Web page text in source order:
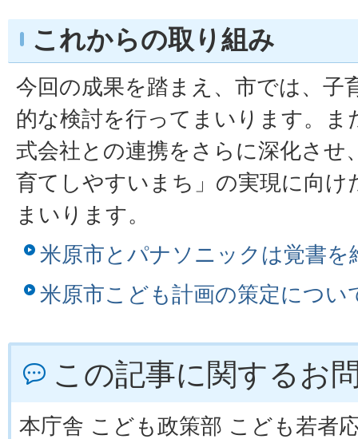
これからの取り組み
今回の成果を踏まえ、市では、子
的な検討を行ってまいります。ま
式会社との連携をさらに深化させ
育てしやすいまち」の実現に向け
まいります。
米原市とパナソニックは覚書を
米原市こども計画の策定につい
この記事に関するお
本庁舎 こども政策部 こども若者